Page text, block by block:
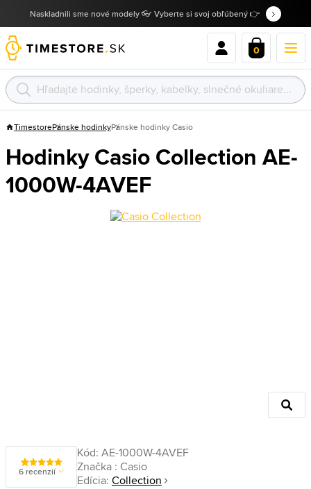
Naskladnili sme nové modely 👓 Vyberte si svoj obľúbený 👉
0
TimestorePánske hodinkyPánske hodinky Casio
Hodinky Casio Collection AE-
1000W-4AVEF
6 recenzií
Kód: AE-1000W-4AVEF
Značka : Casio
Edícia: Collection